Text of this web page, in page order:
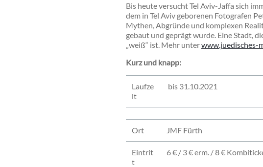
Bis heute versucht Tel Aviv-Jaffa sich
dem in Tel Aviv geborenen Fotografen
Mythen, Abgründe und komplexen
gebaut und geprägt wurde. Eine Stadt,
„weiß“ ist. Mehr unterwww.juedisches-
Kurz und knapp:
Laufze
it
bis 31.10.2021
Ort JMF Fürth
Eintrit
t
6 € / 3 € erm. / 8 €